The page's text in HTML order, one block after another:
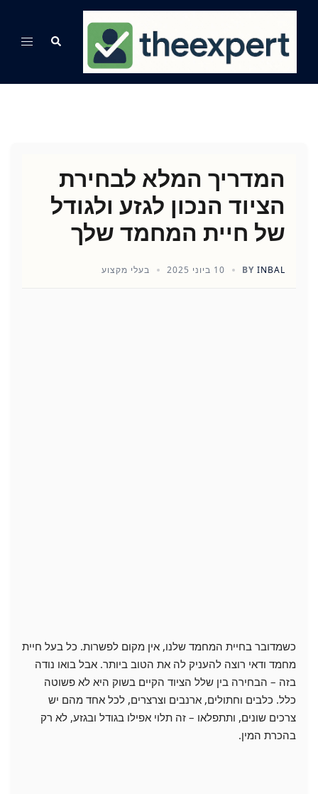
content
Search
Toggle
המדריך המלא לבחירת
הציוד הנכון לגזע ולגודל
של חיית המחמד שלך
BY INBAL 10 ביוני 2025 בעלי מקצוע
כשמדובר בחיית המחמד שלנו, אין מקום לפשרות. כל בעל חיית
מחמד ודאי רוצה להעניק לה את הטוב ביותר. אבל בואו נודה
בזה – הבחירה בין שלל הציוד הקיים בשוק היא לא פשוטה
כלל. כלבים וחתולים, ארנבים וצרצרים, לכל אחד מהם יש
צרכים שונים, ותתפלאו – זה תלוי אפילו בגודל ובגזע, לא רק
בהכרת המין.